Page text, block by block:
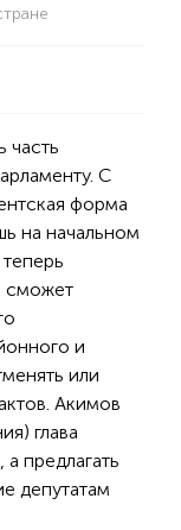
часть
С
форма
на начальном
сможет
и
или
Акимов
глава
а предлагать
депутатам